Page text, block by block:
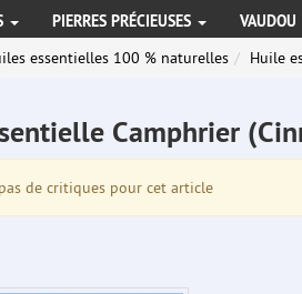
PIERRES PRÉCIEUSES VAUDOU
essentielles 100 % naturelles Huile
Camphrier
de critiques pour cet article